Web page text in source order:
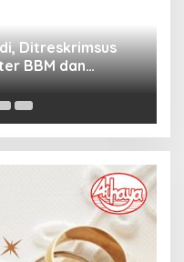
Ditreskrimsus
BBM dan